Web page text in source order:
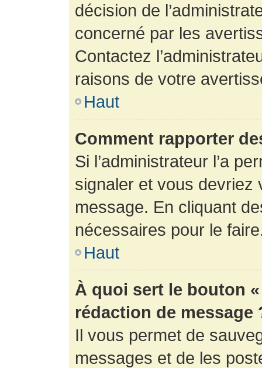
décision de
concerné par les
Contactez
raisons de votre
Haut
Comment rapporter
Si l’administrateur l’a
signaler et vous devriez
message. En cliquant
nécessaires pour le
Haut
À quoi sert le bouton
rédaction de message
Il vous permet de
messages et de les